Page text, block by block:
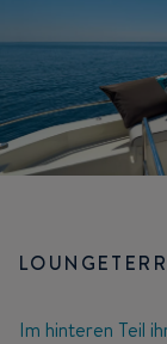
Im hinteren Teil